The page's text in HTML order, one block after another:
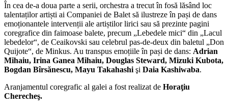
În cea de-a doua parte a serii, orchestra a trecut în fosă lăsând loc
talentaților artiști ai Companiei de Balet să ilustreze în pași de dans
emoționantele intervenții ale artiștilor lirici sau să prezinte pagini
coregrafice din faimoase balete, precum „Lebedele mici“ din „Lacul
lebedelor“, de Ceaikovski sau celebrul pas-de-deux din baletul „Don
Quijote“, de Minkus. Au transpus emoțiile în pași de dans: Adrian
Mihaiu, Irina Ganea Mihaiu, Douglas Steward, Mizuki Kubota,
Bogdan Bîrsănescu, Mayu Takahashi şi Daia Kashiwaba.
Aranjamentul coregrafic al galei a fost realizat de Horaţiu
Cherecheş.